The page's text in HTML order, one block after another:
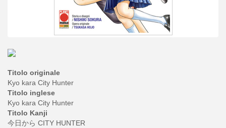
Titolo originale
Kyo kara City Hunter
Titolo inglese
Kyo kara City Hunter
Titolo Kanji
今日から CITY HUNTER